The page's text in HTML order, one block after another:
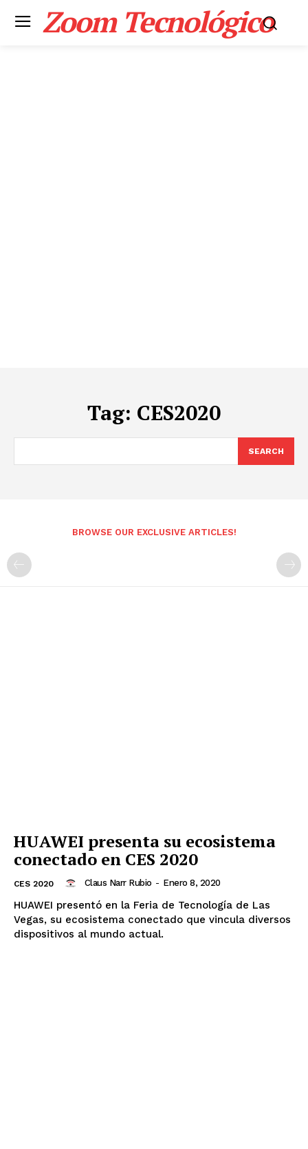
Zoom Tecnológico
Tag: CES2020
SEARCH
BROWSE OUR EXCLUSIVE ARTICLES!
HUAWEI presenta su ecosistema
conectado en CES 2020
CES 2020 Claus Narr Rubio - Enero 8, 2020
HUAWEI presentó en la Feria de Tecnología de Las
Vegas, su ecosistema conectado que vincula diversos
dispositivos al mundo actual.